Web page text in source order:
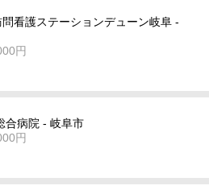
看護ステーションデューン岐阜 -
円
合病院 - 岐阜市
円